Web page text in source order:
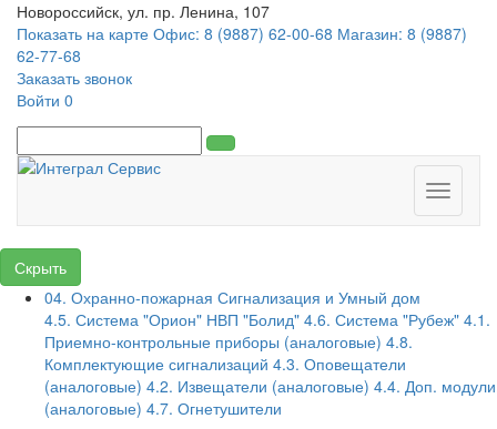
Новороссийск, ул. пр. Ленина, 107
Показать на карте Офис: 8 (9887) 62-00-68 Магазин: 8 (9887)
62-77-68
Заказать звонок
Войти 0
Toggle
Скрыть
04. Охранно-пожарная Сигнализация и Умный дом
4.5. Система "Орион" НВП "Болид" 4.6. Система "Рубеж" 4.1.
Приемно-контрольные приборы (аналоговые) 4.8.
Комплектующие сигнализаций 4.3. Оповещатели
(аналоговые) 4.2. Извещатели (аналоговые) 4.4. Доп. модули
(аналоговые) 4.7. Огнетушители